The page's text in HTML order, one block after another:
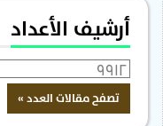
أرشيف الأعداد